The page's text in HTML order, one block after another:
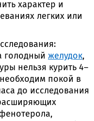
характер и
легких или
голодный желудок,
нельзя курить 4–
покой в
до исследования